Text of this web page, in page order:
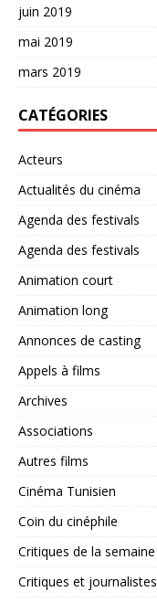
juin 2019
mai 2019
mars 2019
CATÉGORIES
Acteurs
Actualités du cinéma
Agenda des festivals
Agenda des festivals
Animation court
Animation long
Annonces de casting
Appels à films
Archives
Associations
Autres films
Cinéma Tunisien
Coin du cinéphile
Critiques de la semaine
Critiques et journalistes